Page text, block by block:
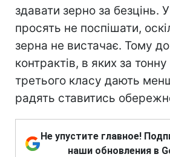
здавати зерно за безцінь.
просять не поспішати,
зерна не вистачає. Тому до
контрактів, в яких за
третього класу дають
радять ставитись
Не упустите главное!
наши обновления в